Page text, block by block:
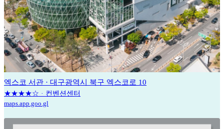
엑스코 서관 · 대구광역시 북구 엑스코로 10
★★★★☆ · 컨벤션센터
maps.app.goo.gl